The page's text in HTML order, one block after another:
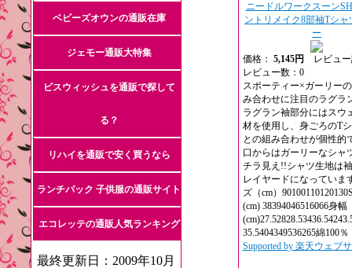
ニードルワークスーン
ントリメイク8部袖Tシャ
ー
価格： 5,145円
レビュー
レビュー数：0
スポーティー×ガーリー
み合わせに注目のラグラ
ラグラン袖部分にはスウ
材を使用し、身ごろのT
との組み合わせが個性的
口からはガーリーなシャ
チラ見え!!シャツ生地は
レイヤードになっていま
ズ（cm）
(cm) 38394046516066身幅
35.5404349536265綿100％
Supported by 楽天ウェブ
ベビーズオウンの通販在庫
ジェモー通販大特集
ビスウィッシュを通販で探して
る？
リハイを通販で安く買うなら
ランチパック 子供服の通販サイト
エコレッテの通販人気ランキング
最終更新日：2009年10月